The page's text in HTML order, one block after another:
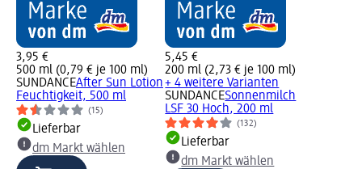
3,95 €
500 ml (0,79 € je 100 ml)
SUNDANCEAfter Sun Lotion
Feuchtigkeit, 500 ml
(15)
Lieferbar
dm Markt wählen
5,45 €
200 ml (2,73 € je 100 ml)
+ 4 weitere Varianten
SUNDANCESonnenmilch
LSF 30 Hoch, 200 ml
(132)
Lieferbar
dm Markt wählen